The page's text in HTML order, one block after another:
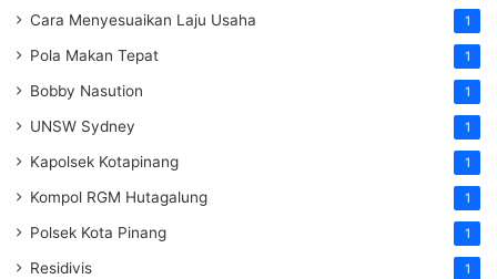
Cara Menyesuaikan Laju Usaha 1
Pola Makan Tepat 1
Bobby Nasution 1
UNSW Sydney 1
Kapolsek Kotapinang 1
Kompol RGM Hutagalung 1
Polsek Kota Pinang 1
Residivis 1